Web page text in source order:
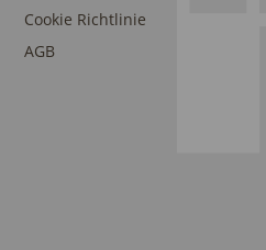
Cookie Richtlinie
AGB